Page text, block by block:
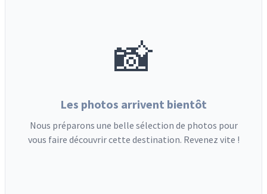
📸
Les photos arrivent bientôt
Nous préparons une belle sélection de photos pour
vous faire découvrir cette destination. Revenez vite !